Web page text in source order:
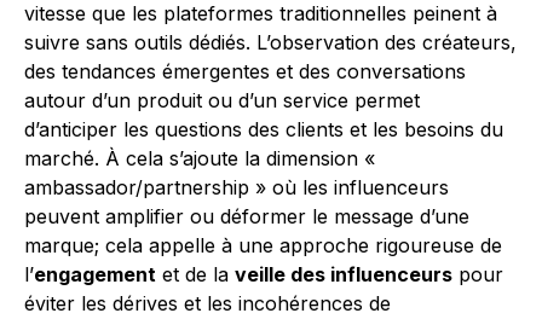
vitesse que les plateformes traditionnelles peinent à
suivre sans outils dédiés. L’observation des créateurs,
des tendances émergentes et des conversations
autour d’un produit ou d’un service permet
d’anticiper les questions des clients et les besoins du
marché. À cela s’ajoute la dimension «
ambassador/partnership » où les influenceurs
peuvent amplifier ou déformer le message d’une
marque; cela appelle à une approche rigoureuse de
l’engagement et de la veille des influenceurs pour
éviter les dérives et les incohérences de